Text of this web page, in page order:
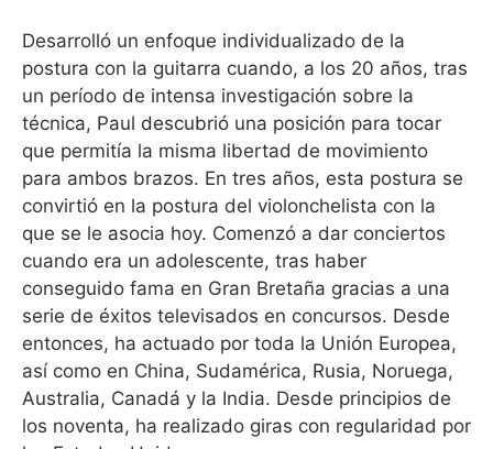
Desarrolló un enfoque individualizado de la
postura con la guitarra cuando, a los 20 años, tras
un período de intensa investigación sobre la
técnica, Paul descubrió una posición para tocar
que permitía la misma libertad de movimiento
para ambos brazos. En tres años, esta postura se
convirtió en la postura del violonchelista con la
que se le asocia hoy. Comenzó a dar conciertos
cuando era un adolescente, tras haber
conseguido fama en Gran Bretaña gracias a una
serie de éxitos televisados en concursos. Desde
entonces, ha actuado por toda la Unión Europea,
así como en China, Sudamérica, Rusia, Noruega,
Australia, Canadá y la India. Desde principios de
los noventa, ha realizado giras con regularidad por